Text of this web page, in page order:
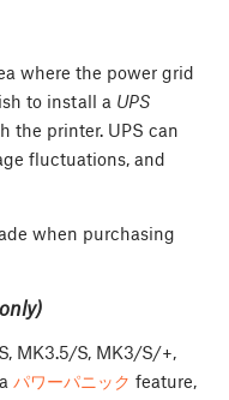
where the power grid
to install a UPS
the printer. UPS can
fluctuations, and
when purchasing
MK3.5/S, MK3/S/+,
パワーパニック feature,